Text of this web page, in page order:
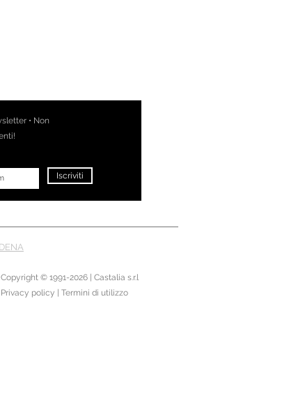
• Non
Iscriviti
Copyright © 1991-2026 | Castalia s.r.l
Privacy policy | Termini di utilizzo